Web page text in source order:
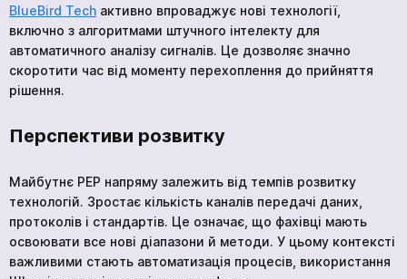
BlueBird Tech активно впроваджує нові технології,
включно з алгоритмами штучного інтелекту для
автоматичного аналізу сигналів. Це дозволяє значно
скоротити час від моменту перехоплення до прийняття
рішення.
Перспективи розвитку
Майбутнє РЕР напряму залежить від темпів розвитку
технологій. Зростає кількість каналів передачі даних,
протоколів і стандартів. Це означає, що фахівці мають
освоювати все нові діапазони й методи. У цьому контексті
важливими стають автоматизація процесів, використання
годин
Щоб не чекати, ви можете зв'язатися з нами
натиснувши на кнопку телефона.
+380 63 Показати номер